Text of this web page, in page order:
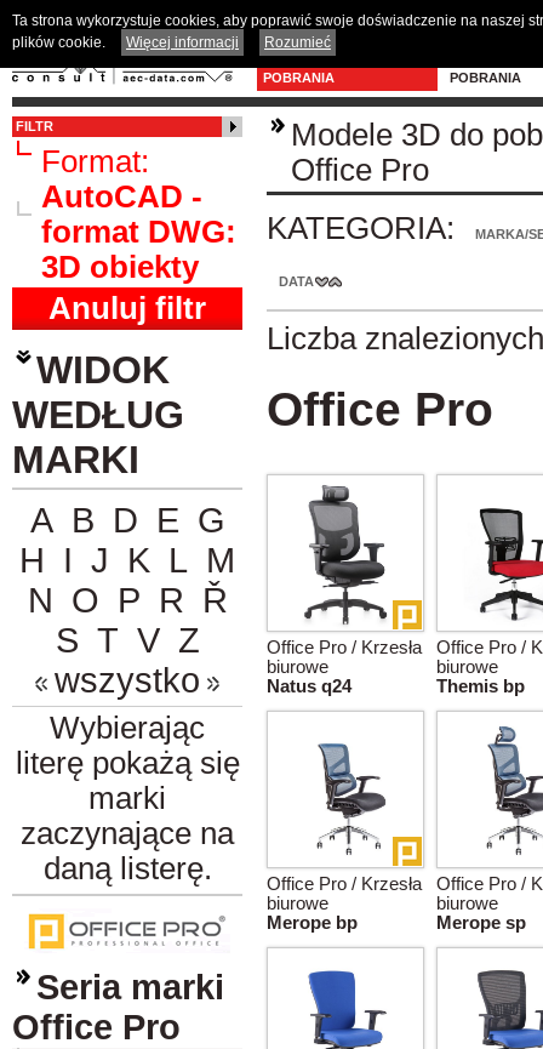
POBRANIA
POBRANIA
FILTR
Format:
AutoCAD -
format DWG:
3D obiekty
Anuluj filtr
WIDOK
WEDŁUG
MARKI
A B D E G
H I J K L M
N O P R Ř
S T V Z
wszystko
Wybierając
literę pokażą się
marki
zaczynające na
daną listerę.
Seria marki
Office Pro
Modele 3D do
Office Pro
KATEGORIA:
MARKA/
DATA
Liczba
Office Pro
Office Pro / Krzesła
biurowe
Natus q24
Office Pro /
biurowe
Themis bp
Office Pro / Krzesła
biurowe
Merope bp
Office Pro /
biurowe
Merope sp
Ta strona wykorzystuje cookies, aby poprawić swoje doświadczenie na naszej
plików cookie.
Więcej informacji Rozumieć